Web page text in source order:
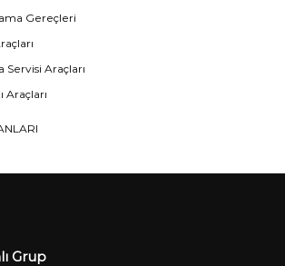
Gereçleri
Servisi Araçları
Araçları
Grup